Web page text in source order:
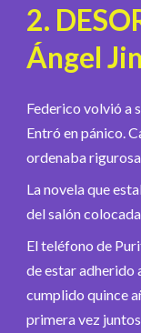
2.
Ángel
Federico volvió a
Entró en pánico.
ordenaba
La novela que
del salón
El teléfono de
de estar adherido
cumplido quince
primera vez